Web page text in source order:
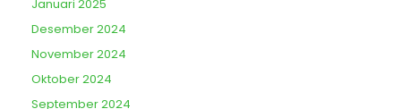
Januari 2025
Desember 2024
November 2024
Oktober 2024
September 2024